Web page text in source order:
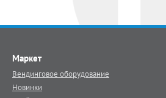
Маркет
Вендинговое оборудование
Новинки